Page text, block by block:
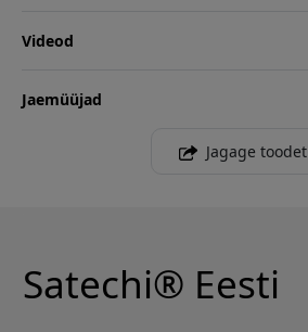
Videod
Jaemüüjad
Jagage toodet
Satechi® Eesti